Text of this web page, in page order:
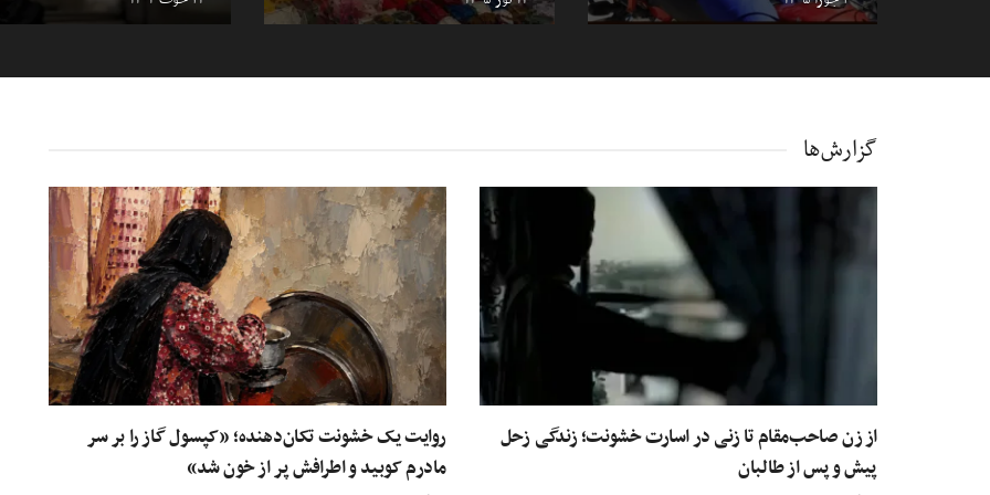
گزارش‌ها
از زن صاحب‌مقام تا زنی در اسارت خشونت؛ زندگی زحل
پیش و پس از طالبان
روایت یک خشونت تکان‌دهنده؛ «کپسول گاز را بر سر
مادرم کوبید و اطرافش پر از خون شد»